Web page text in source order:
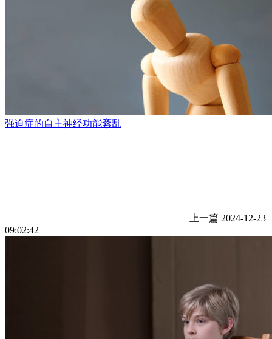
强迫症的自主神经功能紊乱
上一篇 2024-12-23
09:02:42